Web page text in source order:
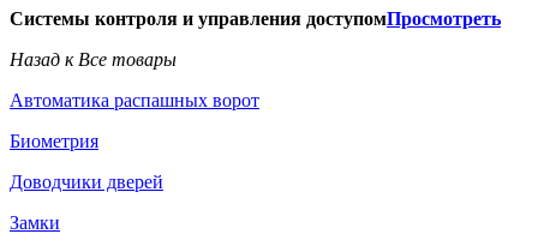
Системы контроля и управления доступомПросмотреть
Назад к Все товары
Автоматика распашных ворот
Биометрия
Доводчики дверей
Замки